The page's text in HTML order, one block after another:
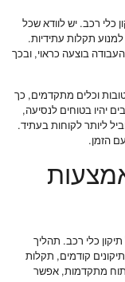
כלי רכב. יש לוודא שכל
תקלות עתידיות.
בוצעה כראוי, ובכך
וכלים מתקדמים, כך
יהיו בטוחים לנסיעה,
ליותר לקוחות בעתיד.
הזמן.
כלי רכב. תהליך
קודמים, תקלות
מתקדמות, אפשר